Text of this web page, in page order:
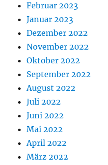
Februar 2023
Januar 2023
Dezember 2022
November 2022
Oktober 2022
September 2022
August 2022
Juli 2022
Juni 2022
Mai 2022
April 2022
März 2022